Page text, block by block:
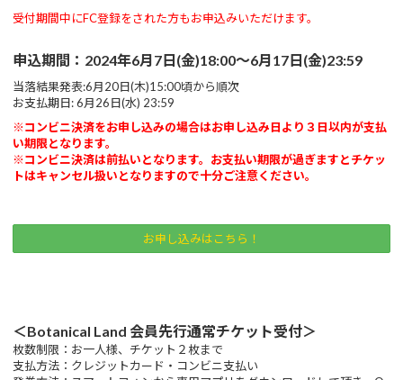
受付期間中にFC登録をされた方もお申込みいただけます。
申込期間：2024年6月7日(金)18:00～6月17日(金)23:59
当落結果発表:6月20日(木)15:00頃から順次
お支払期日:6月26日(水) 23:59
※コンビニ決済をお申し込みの場合はお申し込み日より３日以内が支払
い期限となります。
※コンビニ決済は前払いとなります。お支払い期限が過ぎますとチケッ
トはキャンセル扱いとなりますので十分ご注意ください。
お申し込みはこちら！
＜Botanical Land 会員先行通常チケット受付＞
枚数制限：お一人様、チケット２枚まで
支払方法：クレジットカード・コンビニ支払い